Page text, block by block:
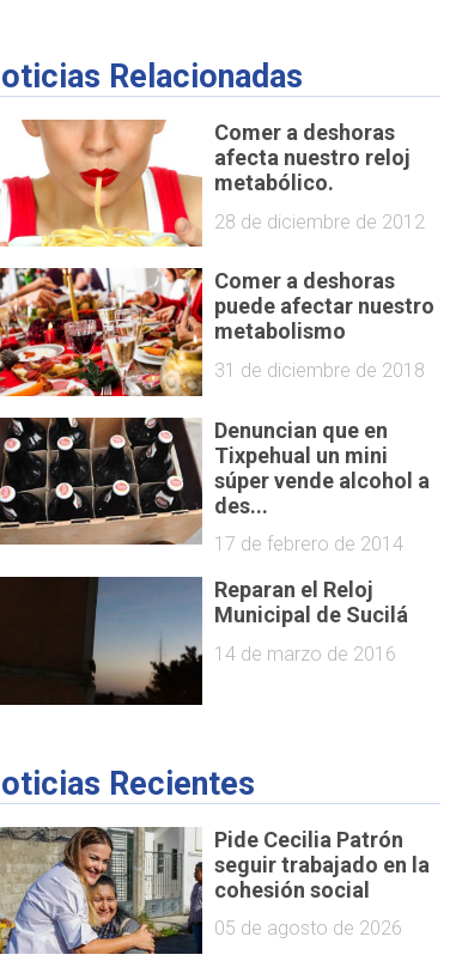
Relacionadas
Comer a deshoras
afecta nuestro reloj
metabólico.
28 de diciembre de 2012
Comer a deshoras
puede afectar nuestro
metabolismo
31 de diciembre de 2018
Denuncian que en
Tixpehual un mini
súper vende alcohol a
des...
17 de febrero de 2014
Reparan el Reloj
Municipal de Sucilá
14 de marzo de 2016
Recientes
Pide Cecilia Patrón
seguir trabajado en la
cohesión social
05 de agosto de 2026